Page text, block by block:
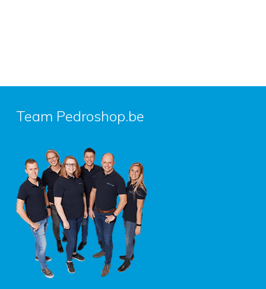
Team Pedroshop.be